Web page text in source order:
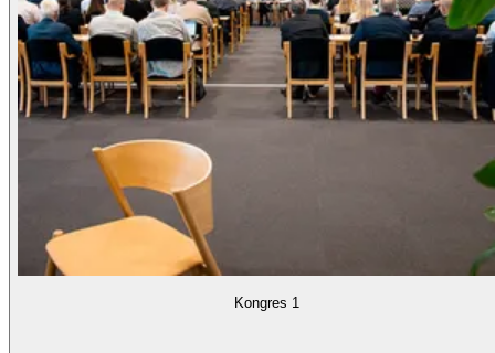
Kongres 1